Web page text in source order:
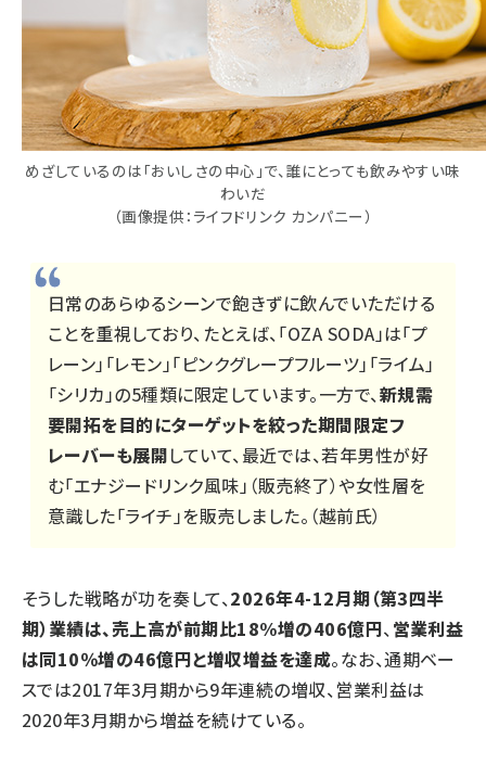
めざしているのは「おいしさの中心」で、誰にとっても飲みやすい味
わいだ
（画像提供：ライフドリンク カンパニー）
日常のあらゆるシーンで飽きずに飲んでいただける
ことを重視しており、たとえば、「OZA SODA」は「プ
レーン」「レモン」「ピンクグレープフルーツ」「ライム」
「シリカ」の5種類に限定しています。一方で、新規需
要開拓を目的にターゲットを絞った期間限定フ
レーバーも展開していて、最近では、若年男性が好
む「エナジードリンク風味」（販売終了）や女性層を
意識した「ライチ」を販売しました。（越前氏）
そうした戦略が功を奏して、2026年4-12月期（第3四半
期）業績は、売上高が前期比18%増の406億円、営業利益
は同10％増の46億円と増収増益を達成。なお、通期ベー
スでは2017年3月期から9年連続の増収、営業利益は
2020年3月期から増益を続けている。